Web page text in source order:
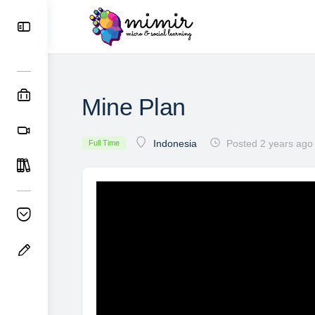
Mine Plan
Full Time Indonesia Posted 2 years ago